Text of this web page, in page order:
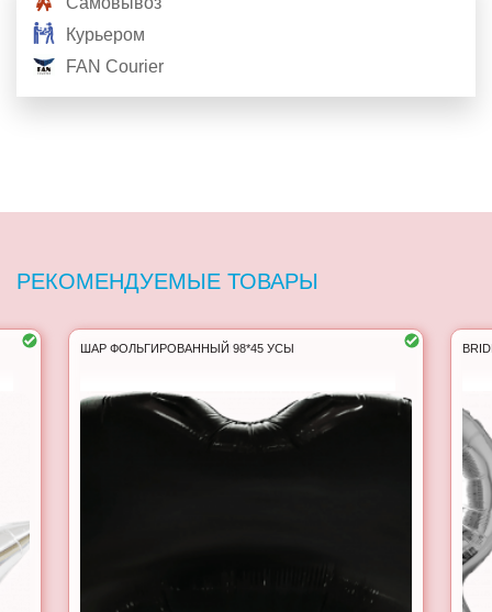
Курьером
FAN Courier
РЕКОМЕНДУЕМЫЕ ТОВАРЫ
ШАР ФОЛЬГИРОВАННЫЙ 98*45 УСЫ